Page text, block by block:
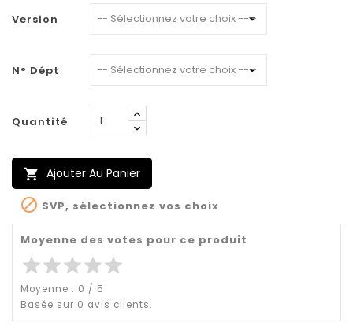
Version
N° Dépt
Quantité
 Ajouter Au Panier
 SVP, sélectionnez vos choix
Moyenne des votes pour ce produit
starstarstarstarstar
Moyenne : 0 / 5
Basée sur 0 avis clients.